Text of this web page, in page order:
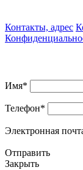
Контакты, адрес
Имя*
Телефон*
Электронная
Отправить
Закрыть